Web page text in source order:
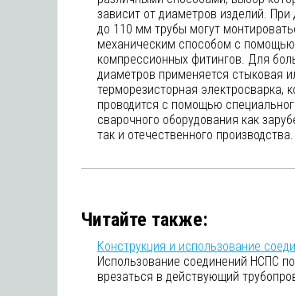
зависит от диаметров изделий. При
до 110 мм трубы могут
механическим способом с помощью
компрессионных фитингов. Для
диаметров применяется стыковая
терморезисторная электросварка,
проводится с помощью
сварочного оборудования как
так и отечественного производства.
Читайте также:
Конструкция и использование
Использование соединений НСПС
врезаться в действующий